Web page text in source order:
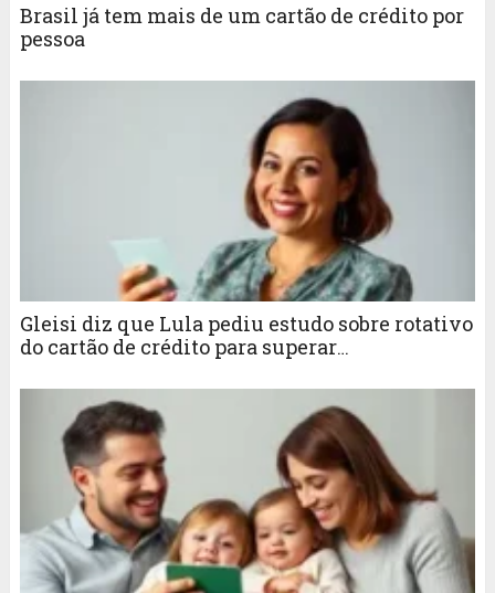
Brasil já tem mais de um cartão de crédito por
pessoa
Gleisi diz que Lula pediu estudo sobre rotativo
do cartão de crédito para superar